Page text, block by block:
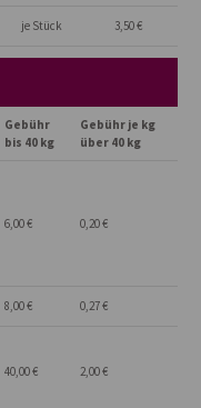
je Stück 3,50 €
Gebühr
bis 40 kg
Gebühr je kg
über 40 kg
6,00 € 0,20 €
8,00 € 0,27 €
40,00 € 2,00 €